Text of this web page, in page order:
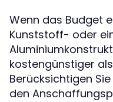
Wenn das Budget
Kunststoff- oder
kostengünstiger
Berücksichtigen
den